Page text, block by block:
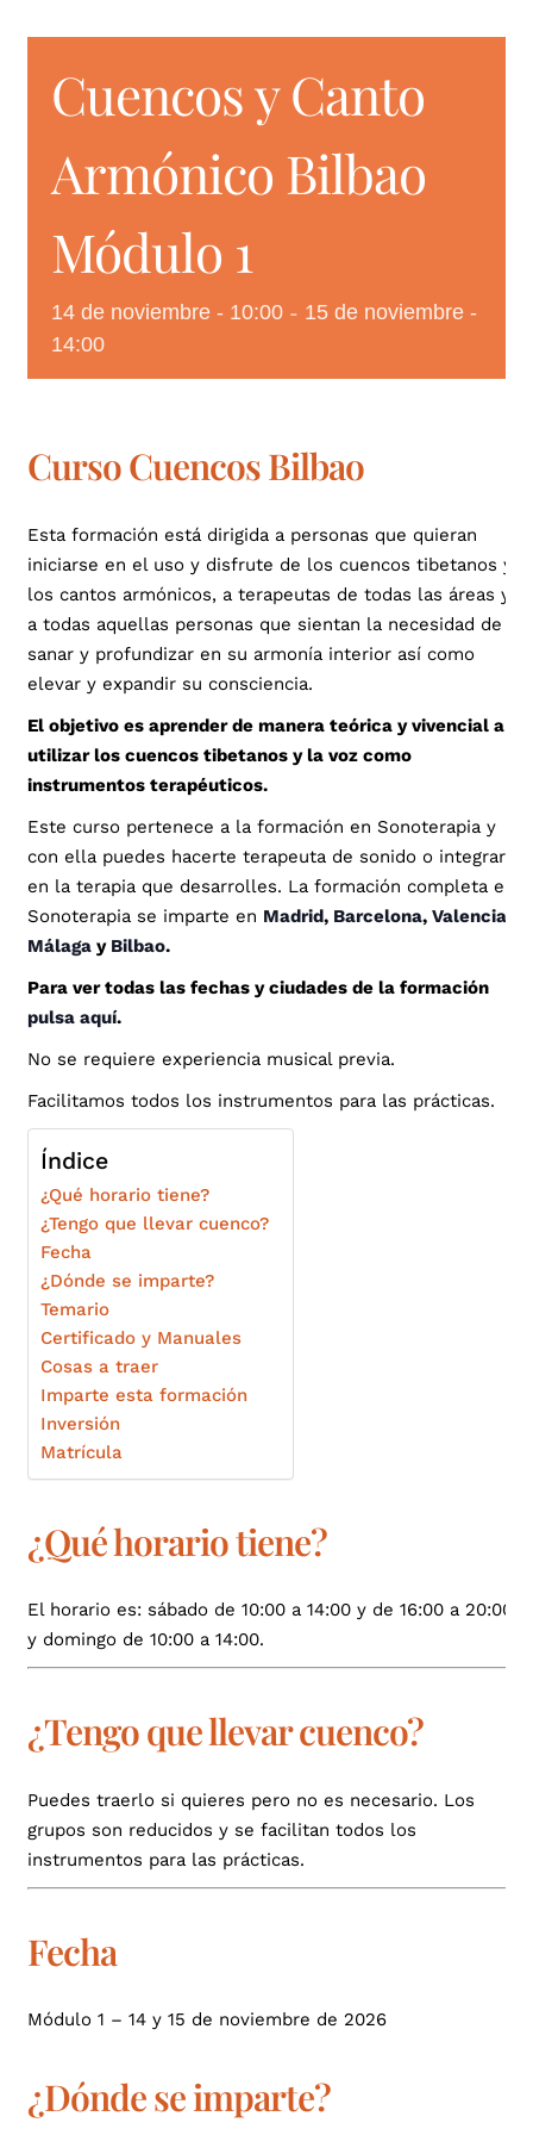
Cuencos y Canto
Armónico Bilbao
Módulo 1
14 de noviembre - 10:00 - 15 de noviembre -
14:00
Curso Cuencos Bilbao
Esta formación está dirigida a personas que quieran
iniciarse en el uso y disfrute de los cuencos tibetanos y
los cantos armónicos, a terapeutas de todas las áreas y
a todas aquellas personas que sientan la necesidad de
sanar y profundizar en su armonía interior así como
elevar y expandir su consciencia.
El objetivo es aprender de manera teórica y vivencial a
utilizar los cuencos tibetanos y la voz como
instrumentos terapéuticos.
Este curso pertenece a la formación en Sonoterapia y
con ella puedes hacerte terapeuta de sonido o integrarlo
en la terapia que desarrolles. La formación completa en
Sonoterapia se imparte en Madrid, Barcelona, Valencia
Málagay Bilbao.
Para ver todas las fechas y ciudades de la formación
pulsa aquí.
No se requiere experiencia musical previa.
Facilitamos todos los instrumentos para las prácticas.
Índice
¿Qué horario tiene?
¿Tengo que llevar cuenco?
Fecha
¿Dónde se imparte?
Temario
Certificado y Manuales
Cosas a traer
Imparte esta formación
Inversión
Matrícula
¿Qué horario tiene?
El horario es: sábado de 10:00 a 14:00 y de 16:00 a 20:00
y domingo de 10:00 a 14:00.
¿Tengo que llevar cuenco?
Puedes traerlo si quieres pero no es necesario. Los
grupos son reducidos y se facilitan todos los
instrumentos para las prácticas.
Fecha
Módulo 1 – 14 y 15 de noviembre de 2026
¿Dónde se imparte?